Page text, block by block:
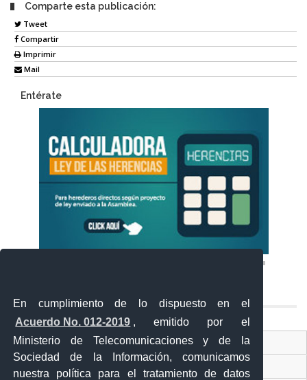
En cumplimiento de lo dispuesto en el
Acuerdo No. 012-2019 , emitido por el
Ministerio de Telecomunicaciones y de la
Sociedad de la Información, comunicamos
nuestra política para el tratamiento de datos
Comparte esta publicación:
Tweet
Compartir
Imprimir
Mail
Entérate
Ventanilla Única Virtual
Ventanilla Única de Comercio Exterior